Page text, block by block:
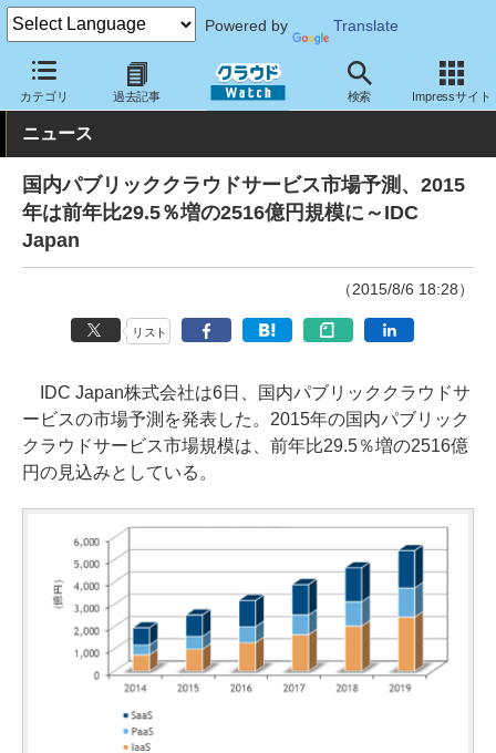
Powered by Translate
カテゴリ 過去記事 検索 Impressサイト
クラウド Watch トピック 調査・予測
ニュース
国内パブリッククラウドサービス市場予測、2015
年は前年比29.5％増の2516億円規模に～IDC
Japan
（2015/8/6 18:28）
リスト
IDC Japan株式会社は6日、国内パブリッククラウドサ
ービスの市場予測を発表した。2015年の国内パブリック
クラウドサービス市場規模は、前年比29.5％増の2516億
円の見込みとしている。